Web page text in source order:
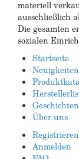
materiell
ausschließlich
Die gesamten
sozialen
Startseite
Neuigkeiten
Geschichten
Über uns
Registrieren
Anmelden